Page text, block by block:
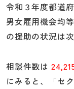
令和３年度都道
男女雇用機会均
の援助の状況は
相談件数は
にみると、「セ